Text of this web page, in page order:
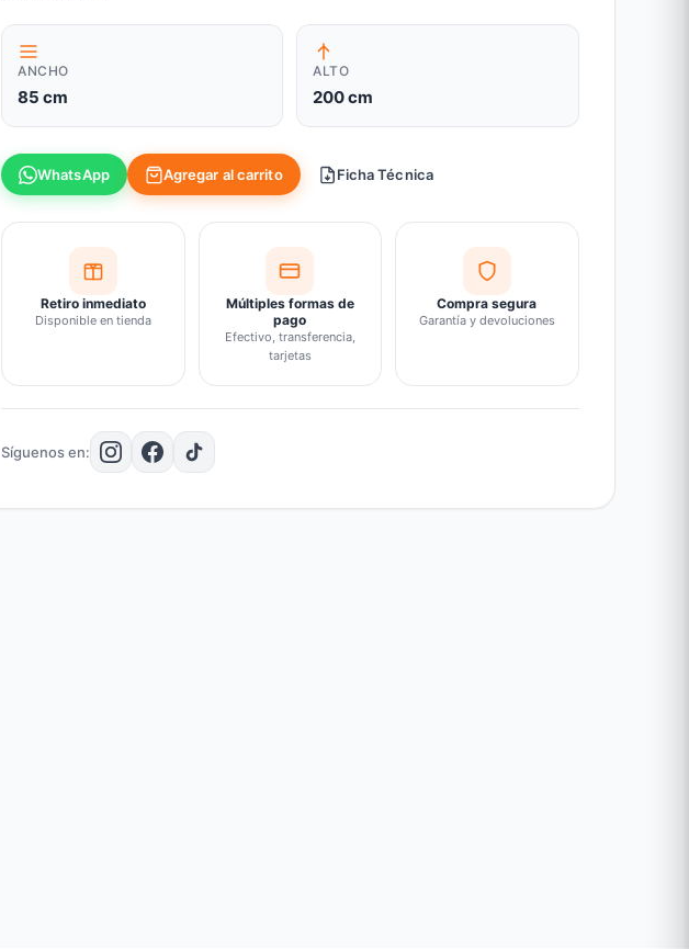
ANCHO
85 cm
ALTO
200 cm
WhatsApp Agregar al carrito Ficha Técnica
Retiro inmediato
Disponible en tienda
Múltiples formas de
pago
Efectivo, transferencia,
tarjetas
Compra segura
Garantía y devoluciones
Síguenos en: